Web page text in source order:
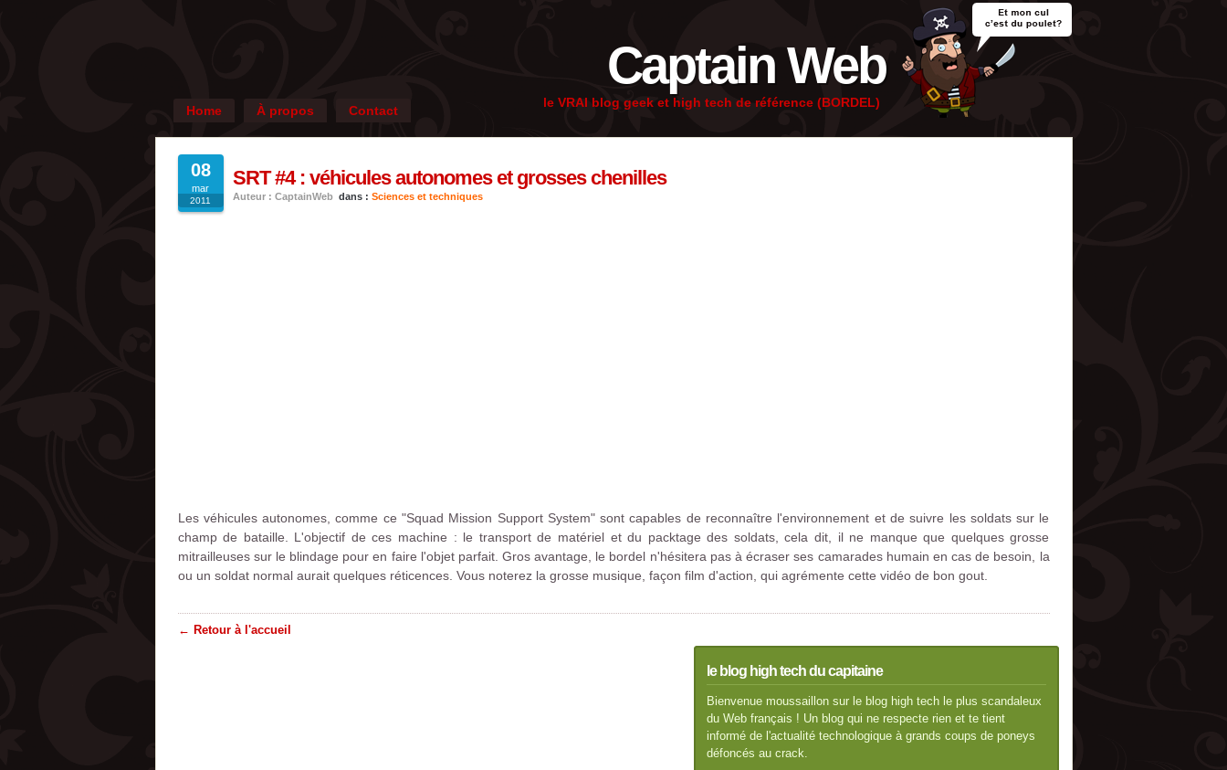
Captain Web
le VRAI blog geek et high tech de référence (BORDEL)
Home À propos Contact
08
mar
2011
SRT #4 : véhicules autonomes et grosses chenilles
Auteur : CaptainWeb dans : Sciences et techniques
Les véhicules autonomes, comme ce "Squad Mission Support System" sont capables de reconnaître l'environnement et de suivre les soldats sur le
champ de bataille. L'objectif de ces machine : le transport de matériel et du packtage des soldats, cela dit, il ne manque que quelques grosse
mitrailleuses sur le blindage pour en faire l'objet parfait. Gros avantage, le bordel n'hésitera pas à écraser ses camarades humain en cas de besoin, la
ou un soldat normal aurait quelques réticences. Vous noterez la grosse musique, façon film d'action, qui agrémente cette vidéo de bon gout.
← Retour à l'accueil
le blog high tech du capitaine
Bienvenue moussaillon sur le blog high tech le plus scandaleux
du Web français ! Un blog qui ne respecte rien et te tient
informé de l'actualité technologique à grands coups de poneys
défoncés au crack.